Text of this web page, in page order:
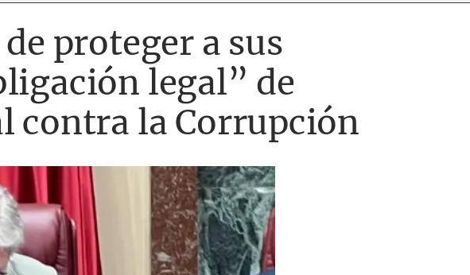
proteger a sus
legal” de
contra la Corrupción